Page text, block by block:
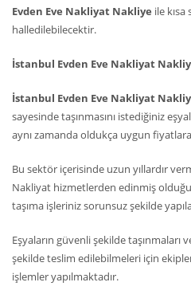
Evden Eve Nakliyat Nakliye ile
halledilebilecektir.
İstanbul Evden Eve Nakliyat
İstanbul Evden Eve Nakliyat
sayesinde taşınmasını istediğiniz
aynı zamanda oldukça uygun
Bu sektör içerisinde uzun yıllardır
Nakliyat hizmetlerden edinmiş
taşıma işleriniz sorunsuz şekilde
Eşyaların güvenli şekilde
şekilde teslim edilebilmeleri için
işlemler yapılmaktadır.